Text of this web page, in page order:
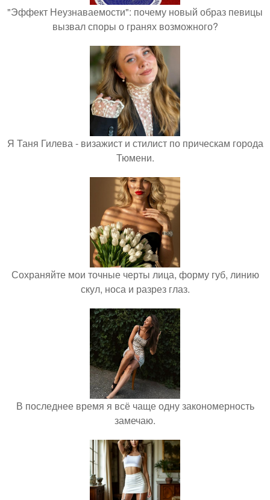
"Эффект Неузнаваемости": почему новый образ певицы
вызвал споры о гранях возможного?
Я Таня Гилева - визажист и стилист по прическам города
Тюмени.
Сохраняйте мои точные черты лица, форму губ, линию
скул, носа и разрез глаз.
В последнее время я всё чаще одну закономерность
замечаю.